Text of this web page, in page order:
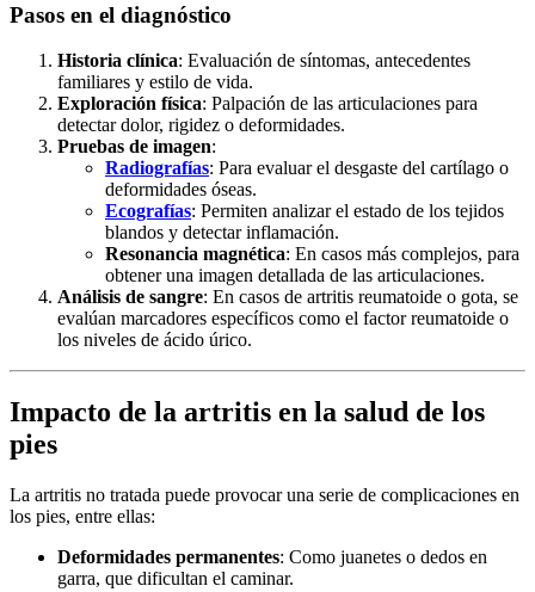
Pasos en el diagnóstico
Historia clínica: Evaluación de síntomas, antecedentes
familiares y estilo de vida.
Exploración física: Palpación de las articulaciones para
detectar dolor, rigidez o deformidades.
Pruebas de imagen:
Radiografías: Para evaluar el desgaste del cartílago o
deformidades óseas.
Ecografías: Permiten analizar el estado de los tejidos
blandos y detectar inflamación.
Resonancia magnética: En casos más complejos, para
obtener una imagen detallada de las articulaciones.
Análisis de sangre: En casos de artritis reumatoide o gota, se
evalúan marcadores específicos como el factor reumatoide o
los niveles de ácido úrico.
Impacto de la artritis en la salud de los
pies
La artritis no tratada puede provocar una serie de complicaciones en
los pies, entre ellas:
Deformidades permanentes: Como juanetes o dedos en
garra, que dificultan el caminar.